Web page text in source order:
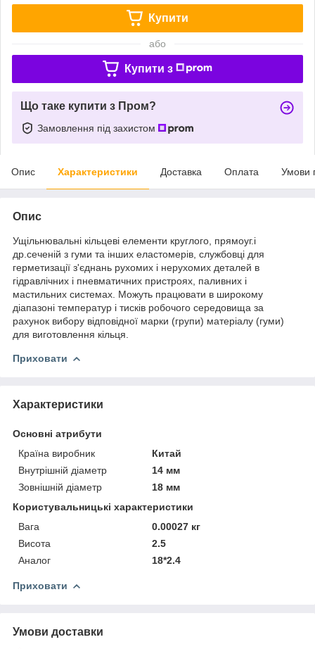
Купити
або
Купити з
Що таке купити з Пром?
Замовлення під захистом
Опис Характеристики Доставка Оплата Умови
Опис
Ущільнювальні кільцеві елементи круглого, прямоуг.і
др.сеченій з гуми та інших еластомерів, службовці для
герметизації з'єднань рухомих і нерухомих деталей в
гідравлічних і пневматичних пристроях, паливних і
мастильних системах. Можуть працювати в широкому
діапазоні температур і тисків робочого середовища за
рахунок вибору відповідної марки (групи) матеріалу (гуми)
для виготовлення кільця.
Приховати
Характеристики
Основні атрибути
Країна виробник
Китай
Внутрішній діаметр
14 мм
Зовнішній діаметр
18 мм
Користувальницькі характеристики
Вага
0.00027 кг
Висота
2.5
Аналог
18*2.4
Приховати
Умови доставки